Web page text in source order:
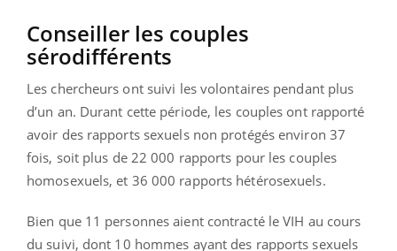
Conseiller les couples
sérodifférents
Les chercheurs ont suivi les volontaires pendant plus
d’un an. Durant cette période, les couples ont rapporté
avoir des rapports sexuels non protégés environ 37
fois, soit plus de 22 000 rapports pour les couples
homosexuels, et 36 000 rapports hétérosexuels.
Bien que 11 personnes aient contracté le VIH au cours
du suivi, dont 10 hommes ayant des rapports sexuels